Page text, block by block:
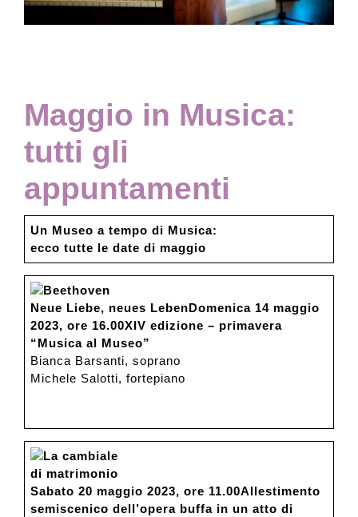
Accessibilità
Dona
Cerca
English
Maggio in Musica:
tutti gli
appuntamenti
Un Museo a tempo di Musica:
ecco tutte le date di maggio
Beethoven
Neue Liebe, neues LebenDomenica 14 maggio
2023, ore 16.00XIV edizione – primavera
“Musica al Museo”
Bianca Barsanti, soprano
Michele Salotti, fortepiano
La cambiale
di matrimonio
Sabato 20 maggio 2023, ore 11.00Allestimento
semiscenico dell’opera buffa in un atto di